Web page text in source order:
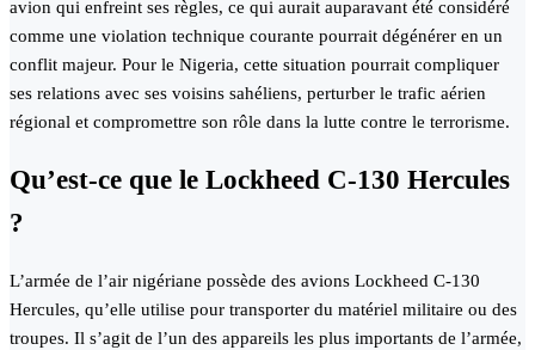
avion qui enfreint ses règles, ce qui aurait auparavant été considéré
comme une violation technique courante pourrait dégénérer en un
conflit majeur. Pour le Nigeria, cette situation pourrait compliquer
ses relations avec ses voisins sahéliens, perturber le trafic aérien
régional et compromettre son rôle dans la lutte contre le terrorisme.
Qu’est-ce que le Lockheed C-130 Hercules
?
L’armée de l’air nigériane possède des avions Lockheed C-130
Hercules, qu’elle utilise pour transporter du matériel militaire ou des
troupes. Il s’agit de l’un des appareils les plus importants de l’armée,